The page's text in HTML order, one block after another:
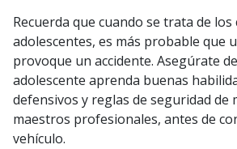
Recuerda que cuando se trata de
adolescentes, es más probable que
provoque un accidente. Asegúrate
adolescente aprenda buenas
defensivos y reglas de seguridad de
maestros profesionales, antes de
vehículo.